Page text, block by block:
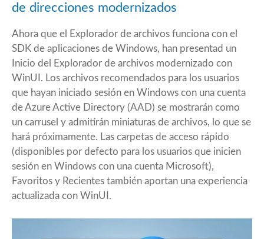
de direcciones modernizados
Ahora que el Explorador de archivos funciona con el
SDK de aplicaciones de Windows, han presentad un
Inicio del Explorador de archivos modernizado con
WinUI. Los archivos recomendados para los usuarios
que hayan iniciado sesión en Windows con una cuenta
de Azure Active Directory (AAD) se mostrarán como
un carrusel y admitirán miniaturas de archivos, lo que se
hará próximamente. Las carpetas de acceso rápido
(disponibles por defecto para los usuarios que inicien
sesión en Windows con una cuenta Microsoft),
Favoritos y Recientes también aportan una experiencia
actualizada con WinUI.